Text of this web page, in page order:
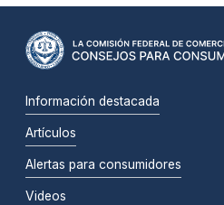
Información destacada
Artículos
Alertas para consumidores
Videos